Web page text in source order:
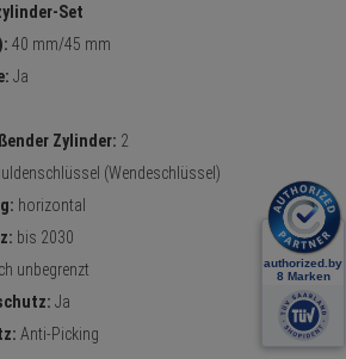
Set
40 mm/45 mm
Ja
Zylinder: 2
(Wendeschlüssel)
horizontal
bis 2030
unbegrenzt
Ja
Anti-Picking